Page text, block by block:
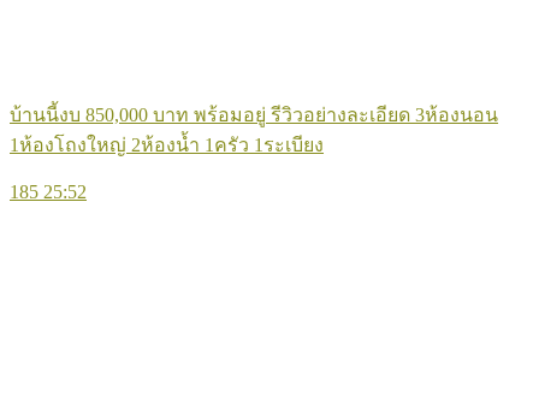
บ้านนี้งบ 850,000 บาท พร้อมอยู่ รีวิวอย่างละเอียด 3ห้องนอน
1ห้องโถงใหญ่ 2ห้องน้ำ 1ครัว 1ระเบียง
185 25:52